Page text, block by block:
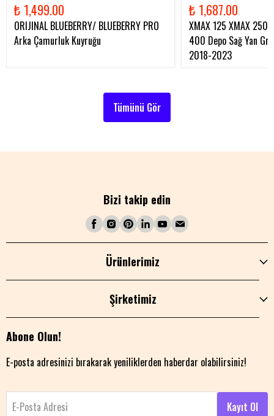
₺ 1,499.00
ORIJINAL BLUEBERRY/ BLUEBERRY PRO
Arka Çamurluk Kuyruğu
₺ 1,687.00
XMAX 125 XMAX 250
400 Depo Sağ Yan
2018-2023
Tümünü Gör
Bizi takip edin
Ürünlerimiz
Şirketimiz
Abone Olun!
E-posta adresinizi bırakarak yeniliklerden haberdar olabilirsiniz!
E-Posta Adresi Kayıt Ol